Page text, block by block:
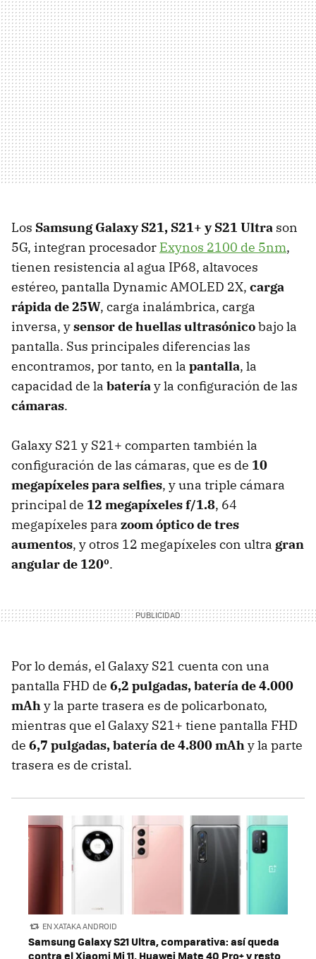
Los Samsung Galaxy S21, S21+ y S21 Ultra son
5G, integran procesador Exynos 2100 de 5nm,
tienen resistencia al agua IP68, altavoces
estéreo, pantalla Dynamic AMOLED 2X, carga
rápida de 25W, carga inalámbrica, carga
inversa, ysensor de huellas ultrasónicobajo la
pantalla. Sus principales diferencias las
encontramos, por tanto, en la pantalla, la
capacidad de la bateríay la configuración de las
cámaras.
Galaxy S21 y S21+ comparten también la
configuración de las cámaras, que es de 10
megapíxeles para selfies, y una triple cámara
principal de 12 megapíxeles f/1.8, 64
megapíxeles para zoom óptico de tres
aumentos, y otros 12 megapíxeles con ultra gran
angular de 120º.
Por lo demás, el Galaxy S21 cuenta con una
pantalla FHD de 6,2 pulgadas, batería de 4.000
mAhy la parte trasera es de policarbonato,
mientras que el Galaxy S21+ tiene pantalla FHD
de 6,7 pulgadas, batería de 4.800 mAhy la parte
trasera es de cristal.
EN XATAKA ANDROID
Samsung Galaxy S21 Ultra, comparativa: así queda
contra el Xiaomi Mi 11, Huawei Mate 40 Pro+ y resto